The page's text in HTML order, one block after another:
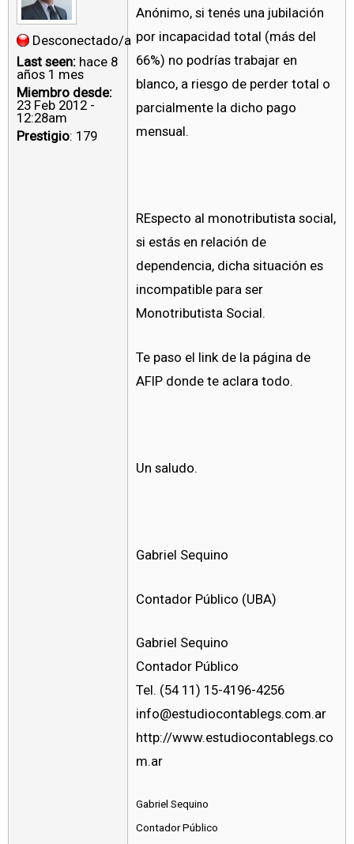
Desconectado/a
Last seen: hace 8
años 1 mes
Miembro desde:
23 Feb 2012 -
12:28am
Prestigio: 179
Anónimo, si tenés una jubilación
por incapacidad total (más del
66%) no podrías trabajar en
blanco, a riesgo de perder total o
parcialmente la dicho pago
mensual.
REspecto al monotributista social,
si estás en relación de
dependencia, dicha situación es
incompatible para ser
Monotributista Social.
Te paso el link de la página de
AFIP donde te aclara todo.
Un saludo.
Gabriel Sequino
Contador Público (UBA)
Gabriel Sequino
Contador Público
Tel. (54 11) 15-4196-4256
info@estudiocontablegs.com.ar
http://www.estudiocontablegs.co
m.ar
Gabriel Sequino
Contador Público